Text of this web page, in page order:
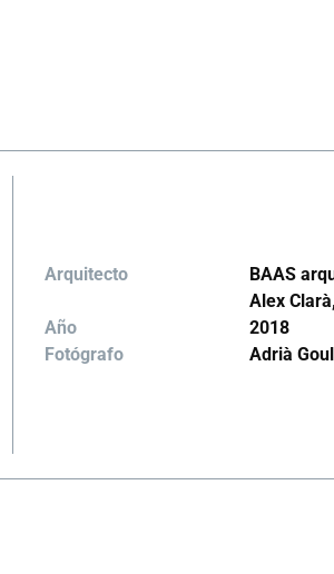
Arquitecto
BAAS
Alex
Año
2018
Fotógrafo
Adrià